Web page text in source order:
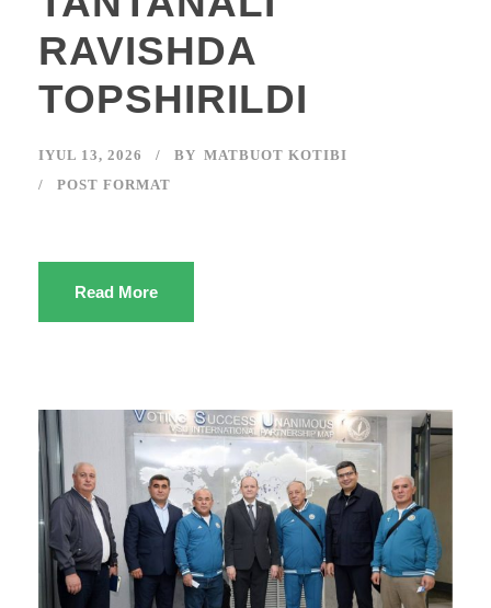
RAVISHDA
TOPSHIRILDI
IYUL 13, 2026 BY MATBUOT KOTIBI
POST FORMAT
Read More